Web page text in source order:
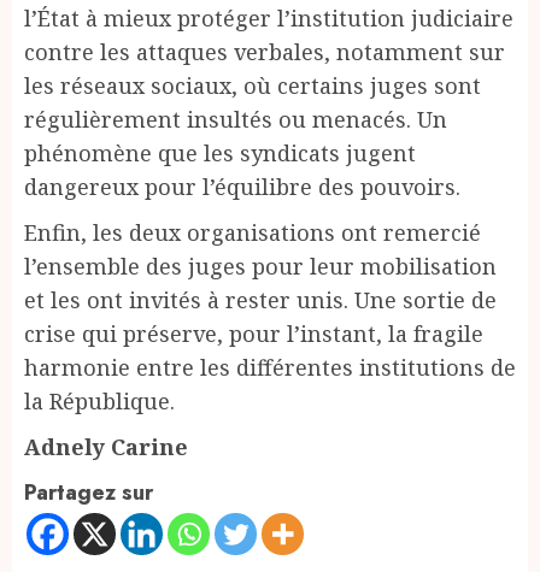
l’État à mieux protéger l’institution judiciaire
contre les attaques verbales, notamment sur
les réseaux sociaux, où certains juges sont
régulièrement insultés ou menacés. Un
phénomène que les syndicats jugent
dangereux pour l’équilibre des pouvoirs.
Enfin, les deux organisations ont remercié
l’ensemble des juges pour leur mobilisation
et les ont invités à rester unis. Une sortie de
crise qui préserve, pour l’instant, la fragile
harmonie entre les différentes institutions de
la République.
Adnely Carine
Partagez sur